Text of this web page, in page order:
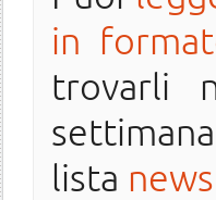
in
trovarli
lista